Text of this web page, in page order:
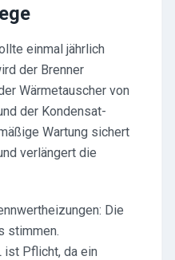
einmal jährlich
der Brenner
Wärmetauscher von
der Kondensat-
Wartung sichert
verlängert die
Die
stimmen.
Pflicht, da ein